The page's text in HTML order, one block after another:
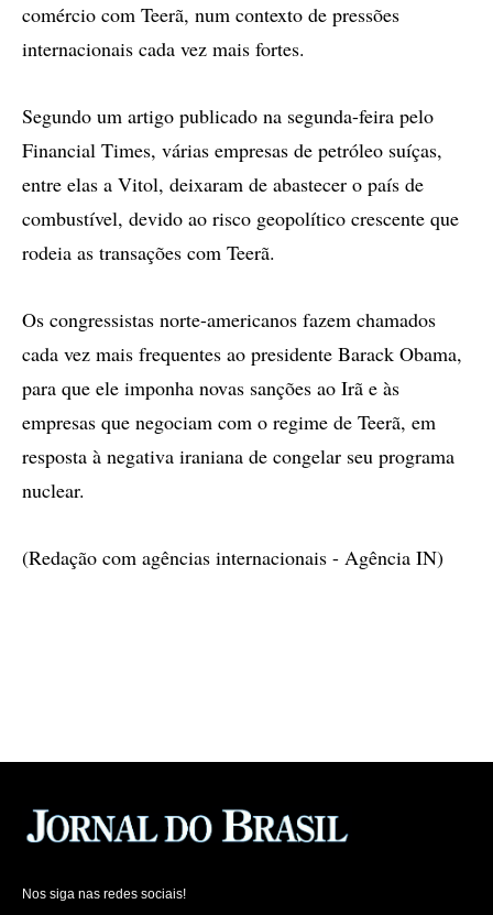
comércio com Teerã, num contexto de pressões
internacionais cada vez mais fortes.
Segundo um artigo publicado na segunda-feira pelo
Financial Times, várias empresas de petróleo suíças,
entre elas a Vitol, deixaram de abastecer o país de
combustível, devido ao risco geopolítico crescente que
rodeia as transações com Teerã.
Os congressistas norte-americanos fazem chamados
cada vez mais frequentes ao presidente Barack Obama,
para que ele imponha novas sanções ao Irã e às
empresas que negociam com o regime de Teerã, em
resposta à negativa iraniana de congelar seu programa
nuclear.
(Redação com agências internacionais - Agência IN)
Nos siga nas redes sociais!